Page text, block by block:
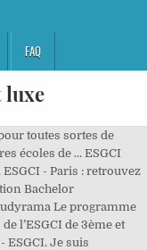
FAQ
luxe
toutes sortes de
écoles de … ESGCI
- Paris : retrouvez
Bachelor
Le programme
l’ESGCI de 3ème et
ESGCI. Je suis